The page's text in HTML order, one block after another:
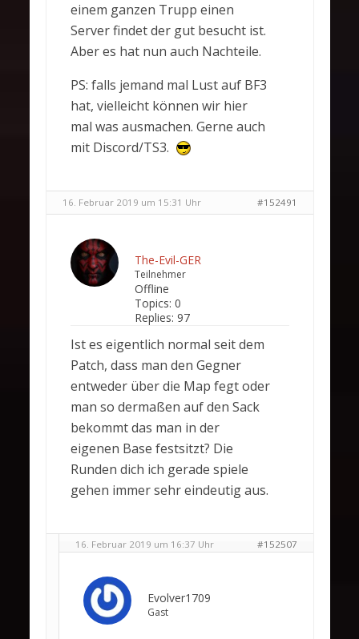
einem ganzen Trupp einen
Server findet der gut besucht ist.
Aber es hat nun auch Nachteile.
PS: falls jemand mal Lust auf BF3
hat, vielleicht können wir hier
mal was ausmachen. Gerne auch
mit Discord/TS3.
16. Februar 2019 um 15:31 Uhr #152491
The-Evil-GER
Teilnehmer
Offline
Topics: 0
Replies: 97
Ist es eigentlich normal seit dem
Patch, dass man den Gegner
entweder über die Map fegt oder
man so dermaßen auf den Sack
bekommt das man in der
eigenen Base festsitzt? Die
Runden dich ich gerade spiele
gehen immer sehr eindeutig aus.
16. Februar 2019 um 16:37 Uhr #152507
Evolver1709
Gast